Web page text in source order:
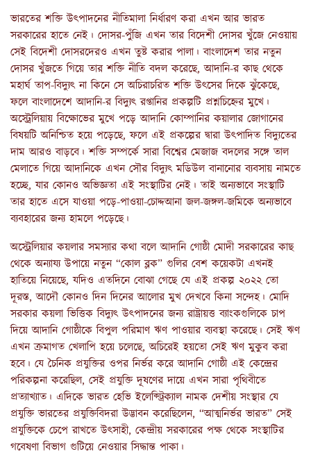
ভারতের শক্তি উৎপাদনের নীতিমালা নির্ধারণ করা এখন আর ভারত
সরকারের হাতে নেই। দোসর-পুঁজি এখন তার বিদেশী দোসর খুঁজে নেওয়ায়
সেই বিদেশী দোসরদেরও এখন তুষ্ট করার পালা। বাংলাদেশ তার নতুন
দোসর খুঁজতে গিয়ে তার শক্তি নীতি বদল করেছে, আদানি-র কাছ থেকে
মহার্ঘ তাপ-বিদ্যুৎ না কিনে সে অচিরাচরিত শক্তি উৎসের দিকে ঝুঁকেছে,
ফলে বাংলাদেশে আদানি-র বিদ্যুৎ রপ্তানির প্রকল্পটি প্রশ্নচিহ্নের মুখে।
অস্ট্রেলিয়ায় বিক্ষোভের মুখে পড়ে আদানি কোম্পানির কয়ালার জোগানের
বিষয়টি অনিশ্চিত হয়ে পড়েছে, ফলে এই প্রকল্পের দ্বারা উৎপাদিত বিদ্যুতের
দাম আরও বাড়বে। শক্তি সম্পর্কে সারা বিশ্বের মেজাজ বদলের সঙ্গে তাল
মেলাতে গিয়ে আদানিকে এখন সৌর বিদ্যুৎ মডিউল বানানোর ব্যবসায় নামতে
হচ্ছে, যার কোনও অভিজ্ঞতা এই সংস্থাটির নেই। তাই অন্যভাবে সংস্থাটি
তার হাতে এসে যাওয়া পড়ে-পাওয়া-চোদ্দআনা জল-জঙ্গল-জমিকে অন্যভাবে
ব্যবহারের জন্য হামলে পড়েছে।
অস্ট্রেলিয়ার কয়লার সমস্যার কথা বলে আদানি গোষ্ঠী মোদী সরকারের কাছ
থেকে অন্যায্য উপায়ে নতুন“কোল ব্লক” গুলির বেশ কয়েকটা এখনই
হাতিয়ে নিয়েছে, যদিও এতদিনে বোঝা গেছে যে এই প্রকল্প ২০২২ তো
দূরস্ত, আদৌ কোনও দিন দিনের আলোর মুখ দেখবে কিনা সন্দেহ। মোদি
সরকার কয়লা ভিত্তিক বিদ্যুৎ উত্পাদনের জন্য রাষ্ট্রায়ত্ত ব্যাংকগুলিকে চাপ
দিয়ে আদানি গোষ্ঠীকে বিপুল পরিমাণ ঋণ পাওয়ার ব্যবস্থা করেছে। সেই ঋণ
এখন ক্রমাগত খেলাপি হয়ে চলেছে, অচিরেই হয়তো সেই ঋণ মুকুব করা
হবে। যে চৈনিক প্রযুক্তির ওপর নির্ভর করে আদানি গোষ্ঠী এই কেন্দ্রের
পরিকল্পনা করেছিল, সেই প্রযুক্তি দূষণের দায়ে এখন সারা পৃথিবীতে
প্রত্যাখ্যাত। এদিকে ভারত হেভি ইলেক্ট্রিক্যাল নামক দেশীয় সংস্থার যে
প্রযুক্তি ভারতের প্রযুক্তিবিদরা উদ্ভাবন করেছিলেন, “আত্মনির্ভর ভারত” সেই
প্রযুক্তিকে চেপে রাখতে উৎসাহী, কেন্দ্রীয় সরকারের পক্ষ থেকে সংস্থাটির
গবেষণা বিভাগ গুটিয়ে নেওয়ার সিদ্ধান্ত পাকা।